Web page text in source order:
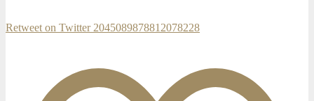
Retweet on Twitter 2045089878812078228